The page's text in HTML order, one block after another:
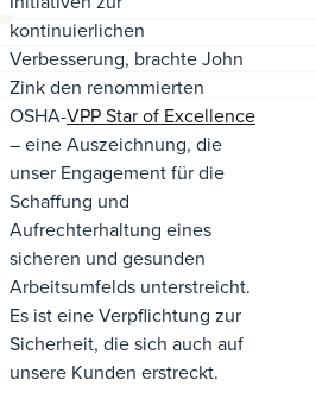
kontinuierlichen
Verbesserung, brachte John
Zink den renommierten
OSHA-VPP Star of Excellence
– eine Auszeichnung, die
unser Engagement für die
Schaffung und
Aufrechterhaltung eines
sicheren und gesunden
Arbeitsumfelds unterstreicht.
Es ist eine Verpflichtung zur
Sicherheit, die sich auch auf
unsere Kunden erstreckt.